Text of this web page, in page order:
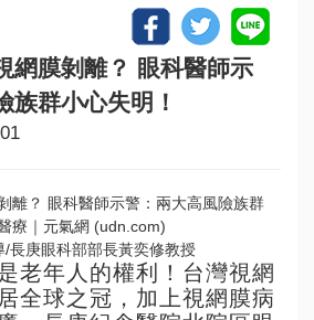
網膜剝離？ 眼科醫師示
族群小心失明！
離？ 眼科醫師示警：兩大高風險族群
療｜元氣網 (udn.com)
長庚眼科部部長黃奕修教授
老年人的權利！台灣視網
全球之冠，加上視網膜病